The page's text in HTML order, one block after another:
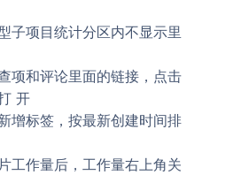
子项目统计分区内不显示里
项和评论里面的链接，点击
开
增标签，按最新创建时间排
工作量后，工作量右上角关